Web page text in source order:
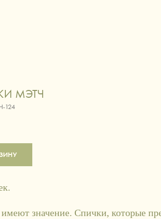
питомцы
MЭТЧ
124
значение. Спички, которые